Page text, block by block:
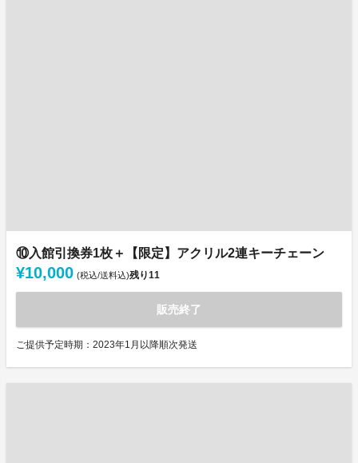
⑩入館引換券1枚＋【限定】アクリル2連キーチェーン
¥10,000 (税込/送料込)残り11
販売終了
ご提供予定時期：2023年1月以降順次発送